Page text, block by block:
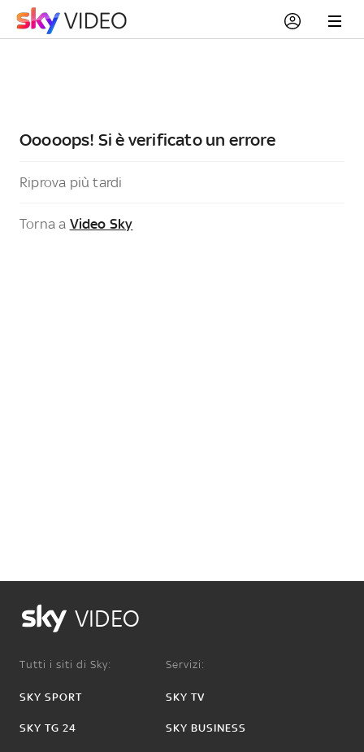
Ooooops! Si è verificato un errore
Riprova più tardi
Torna a Video Sky
VIDEO
Tutti i siti di Sky:
SKY SPORT
SKY TG 24
Servizi:
SKY TV
SKY BUSINESS